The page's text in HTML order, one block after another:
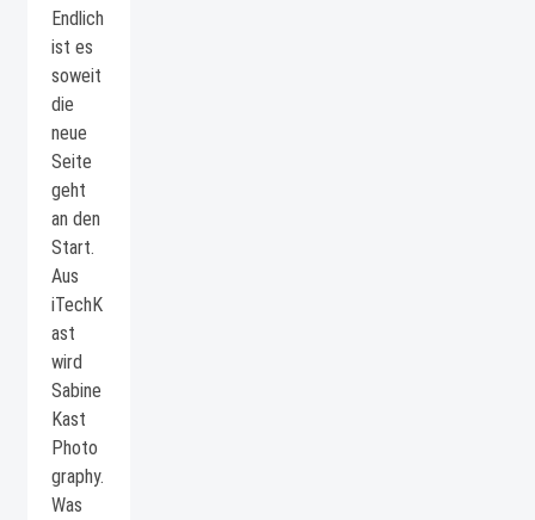
Endlich
ist es
soweit
die
neue
Seite
geht
an den
Start.
Aus
iTechK
ast
wird
Sabine
Kast
Photo
graphy.
Was